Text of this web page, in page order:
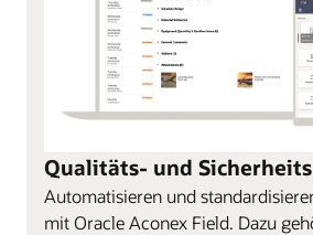
Qualitäts- und
Automatisieren und
mit Oracle Aconex Field. Dazu